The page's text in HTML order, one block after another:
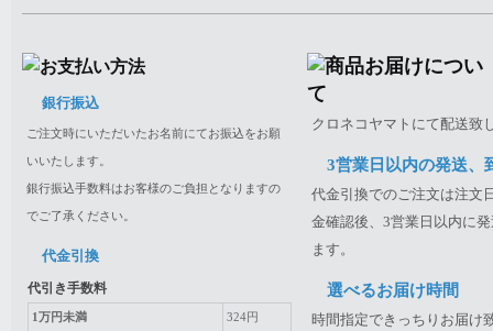
銀行振込
ご注文時にいただいたお名前にてお振込をお願
いいたします。
銀行振込手数料はお客様のご負担となりますの
でご了承ください。
代金引換
代引き手数料
1万円未満 324円
クロネコヤマトにて配送致
3営業日以内の発送、
代金引換でのご注文は注文
金確認後、3営業日以内に
ます。
選べるお届け時間
時間指定できっちりお届け